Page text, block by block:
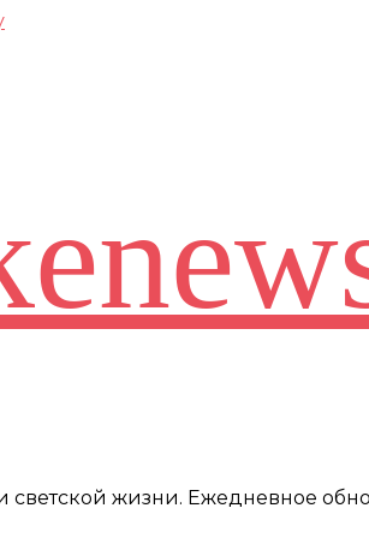
светской жизни. Ежедневное